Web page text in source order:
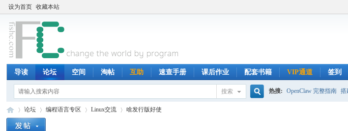
设为首页 收藏本站
导读 论坛 空间 淘帖 互助 速查手册 课后作业 配套书籍 VIP通道 签到
搜索 热搜: OpenClaw 完整指南 搭
论坛 编程语言专区 Linux交流 啥发行版好使